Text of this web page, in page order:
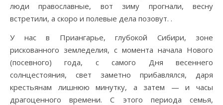
люди православные, вот зиму прогнали, весну
встретили, а скоро и полевые дела позовут. .
У нас в Приангарье, глубокой Сибири, зоне
рискованного земледелия, с момента начала Нового
(посевного) года, с самого Дня весеннего
солнцестояния, свет заметно прибавлялся, даря
крестьянам лишнюю минутку, а затем — и часы
драгоценного времени. С этого периода семья,